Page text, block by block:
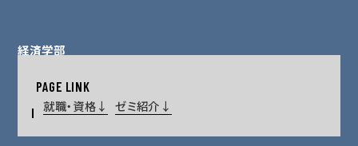
経済学部
経済学科
就職・資格 ゼミ紹介